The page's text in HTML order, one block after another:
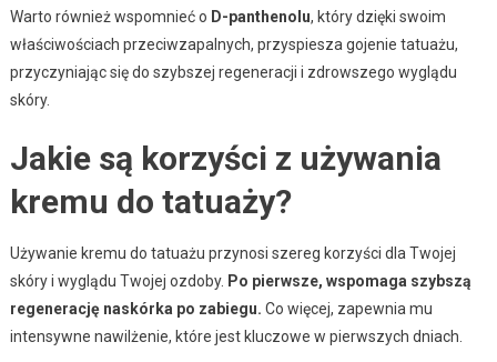
Warto również wspomnieć o D-panthenolu, który dzięki swoim
właściwościach przeciwzapalnych, przyspiesza gojenie tatuażu,
przyczyniając się do szybszej regeneracji i zdrowszego wyglądu
skóry.
Jakie są korzyści z używania
kremu do tatuaży?
Używanie kremu do tatuażu przynosi szereg korzyści dla Twojej
skóry i wyglądu Twojej ozdoby. Po pierwsze, wspomaga szybszą
regenerację naskórka po zabiegu. Co więcej, zapewnia mu
intensywne nawilżenie, które jest kluczowe w pierwszych dniach.